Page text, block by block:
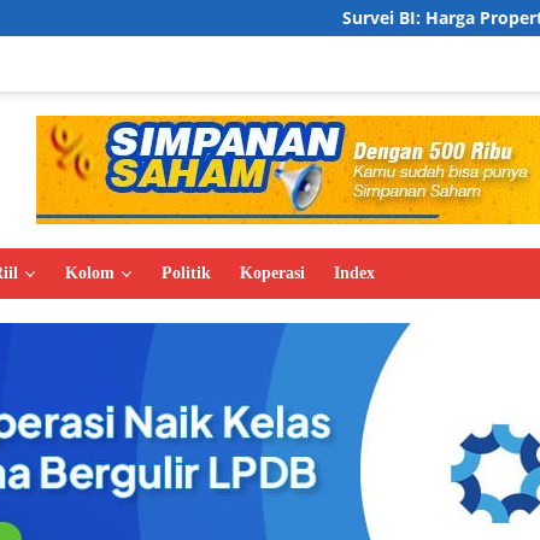
Survei BI: Harga Properti Residensial
Kolom Politik Koperasi Index